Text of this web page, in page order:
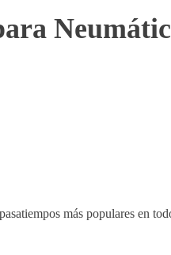
más populares en